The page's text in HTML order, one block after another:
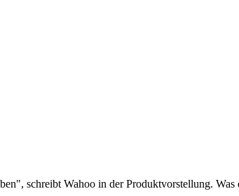
schreibt Wahoo in der Produktvorstellung. Was